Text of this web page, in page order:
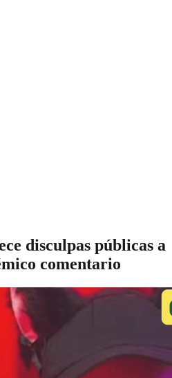
disculpas públicas a
comentario